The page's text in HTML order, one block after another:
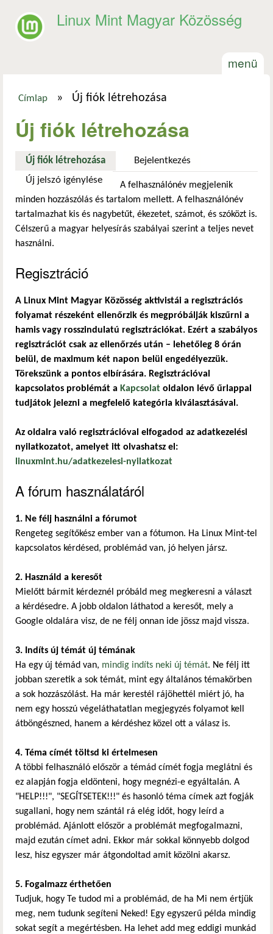
Linux Mint Magyar Közösség
menü
Jelenlegi hely
Címlap » Új fiók létrehozása
Új fiók létrehozása
Új fiók létrehozása (aktív fül)Bejelentkezés
Új jelszó igénylése
A felhasználónév megjelenik
minden hozzászólás és tartalom mellett. A felhasználónév
tartalmazhat kis és nagybetűt, ékezetet, számot, és szóközt is.
Célszerű a magyar helyesírás szabályai szerint a teljes nevet
használni.
Regisztráció
A Linux Mint Magyar Közösség aktivistái a regisztrációs
folyamat részeként ellenőrzik és megpróbálják kiszűrni a
hamis vagy rosszindulatú regisztrációkat. Ezért a szabályos
regisztrációt csak az ellenőrzés után – lehetőleg 8 órán
belül, de maximum két napon belül engedélyezzük.
Törekszünk a pontos elbírására. Regisztrációval
kapcsolatos problémát a Kapcsolat oldalon lévő űrlappal
tudjátok jelezni a megfelelő kategória kiválasztásával.
Az oldalra való regisztrációval elfogadod az adatkezelési
nyilatkozatot, amelyet itt olvashatsz el:
linuxmint.hu/adatkezelesi-nyilatkozat
A fórum használatáról
1. Ne félj használni a fórumot
Rengeteg segítőkész ember van a fótumon. Ha Linux Mint-tel
kapcsolatos kérdésed, problémád van, jó helyen jársz.
2. Használd a keresőt
Mielőtt bármit kérdeznél próbáld meg megkeresni a választ
a kérdésedre. A jobb oldalon láthatod a keresőt, mely a
Google oldalára visz, de ne félj onnan ide jössz majd vissza.
3. Indíts új témát új témának
Ha egy új témád van, mindig indíts neki új témát. Ne félj itt
jobban szeretik a sok témát, mint egy általános témakörben
a sok hozzászólást. Ha már kerestél rájöhettél miért jó, ha
nem egy hosszú végeláthatatlan megjegyzés folyamot kell
átböngészned, hanem a kérdéshez közel ott a válasz is.
4. Téma címét töltsd ki értelmesen
A többi felhasználó először a témád címét fogja meglátni és
ez alapján fogja eldönteni, hogy megnézi-e egyáltalán. A
"HELP!!!", "SEGÍTSETEK!!!" és hasonló téma címek azt fogják
sugallani, hogy nem szántál rá elég időt, hogy leírd a
problémád. Ajánlott először a problémát megfogalmazni,
majd ezután címet adni. Ekkor már sokkal könnyebb dolgod
lesz, hisz egyszer már átgondoltad amit közölni akarsz.
5. Fogalmazz érthetően
Tudjuk, hogy Te tudod mi a problémád, de ha Mi nem értjük
meg, nem tudunk segíteni Neked! Egy egyszerű példa mindig
sokat segít a megértésben. Ha lehet add meg eddigi munkád